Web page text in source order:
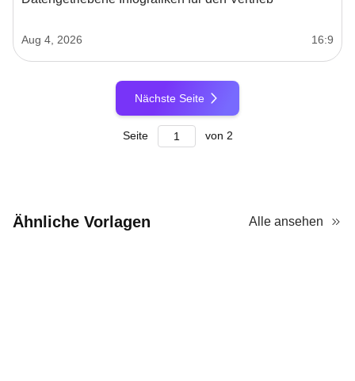
Aug 4, 2026 16:9
Nächste Seite
Seite von 2
Ähnliche Vorlagen Alle ansehen